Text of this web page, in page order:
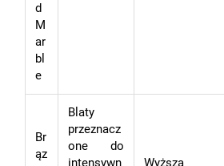
d
M
ar
bl
e
Br
ąz
Blaty
przeznacz
one do
intensywn
Wyższa